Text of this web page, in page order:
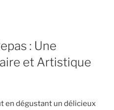
: Une
et Artistique
en dégustant un délicieux